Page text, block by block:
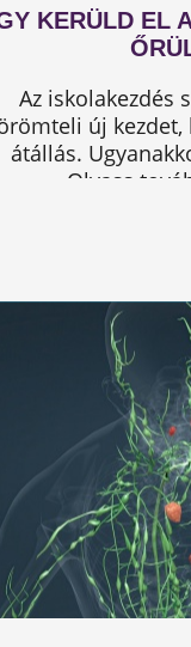
KERÜLD EL
Az iskolakezdés
új kezdet,
átállás.
Olvass